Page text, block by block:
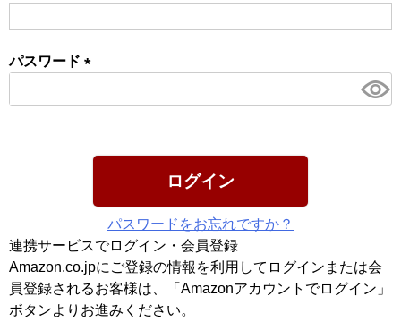
パスワード
須)
ログイン
パスワードをお忘れですか？
連携サービスでログイン・会員登録
Amazon.co.jpにご登録の情報を利用してログインまたは会
員登録されるお客様は、「Amazonアカウントでログイン」
ボタンよりお進みください。